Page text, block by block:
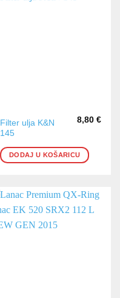
Filter ulja K&N
145
8,80 €
DODAJ U KOŠARICU